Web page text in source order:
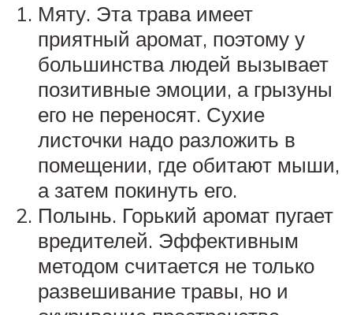
Мяту. Эта трава имеет
приятный аромат, поэтому у
большинства людей вызывает
позитивные эмоции, а грызуны
его не переносят. Сухие
листочки надо разложить в
помещении, где обитают мыши,
а затем покинуть его.
Полынь. Горький аромат пугает
вредителей. Эффективным
методом считается не только
развешивание травы, но и